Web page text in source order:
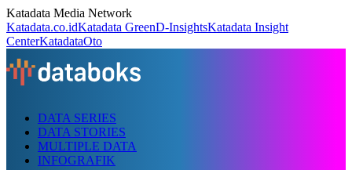
Katadata Media Network
Katadata.co.idKatadata GreenD-InsightsKatadata Insight
CenterKatadataOto
DATA SERIES
DATA STORIES
MULTIPLE DATA
INFOGRAFIK